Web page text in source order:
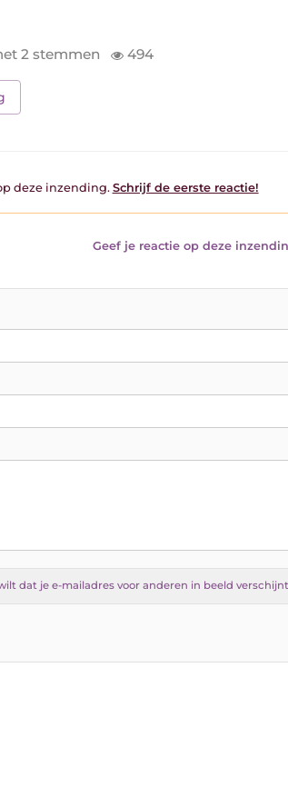
2 stemmen 494
deze inzending. Schrijf de eerste reactie!
Geef je reactie op deze
dat je e-mailadres voor anderen in beeld verschijnt